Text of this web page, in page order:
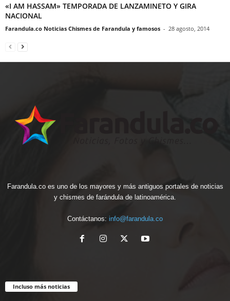
«I AM HASSAM» TEMPORADA DE LANZAMINETO Y GIRA
NACIONAL
Farandula.co Noticias Chismes de Farandula y famosos - 28 agosto, 2014
Farandula.co es uno de los mayores y más antiguos portales de noticias
y chismes de farándula de latinoamérica.
Contáctanos: info@farandula.co
Incluso más noticias